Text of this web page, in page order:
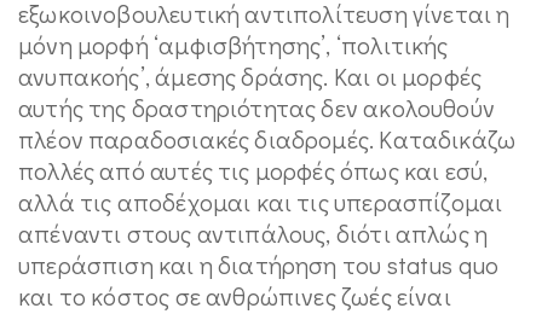
εξωκοινοβουλευτική αντιπολίτευση γίνεται η
μόνη μορφή ‘αμφισβήτησης’, ‘πολιτικής
ανυπακοής’, άμεσης δράσης. Και οι μορφές
αυτής της δραστηριότητας δεν ακολουθούν
πλέον παραδοσιακές διαδρομές. Καταδικάζω
πολλές από αυτές τις μορφές όπως και εσύ,
αλλά τις αποδέχομαι και τις υπερασπίζομαι
απέναντι στους αντιπάλους, διότι απλώς η
υπεράσπιση και η διατήρηση του status quo
και το κόστος σε ανθρώπινες ζωές είναι